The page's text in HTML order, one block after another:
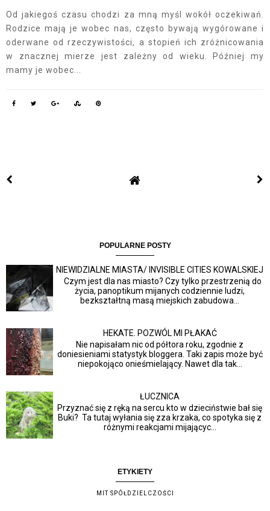
Od jakiegoś czasu chodzi za mną myśl wokół oczekiwań.
Rodzice mają je wobec nas, często bywają wygórowane i
oderwane od rzeczywistości, a stopień ich zróżnicowania
w znacznej mierze jest zależny od wieku. Później my
mamy je wobec...
POPULARNE POSTY
NIEWIDZIALNE MIASTA/ INVISIBLE CITIES KOWALSKIEJ
Czym jest dla nas miasto? Czy tylko przestrzenią do
życia, panoptikum mijanych codziennie ludzi,
bezkształtną masą miejskich zabudowa...
HEKATE. POZWÓL MI PŁAKAĆ
Nie napisałam nic od półtora roku, zgodnie z
doniesieniami statystyk bloggera. Taki zapis może być
niepokojąco onieśmielający. Nawet dla tak...
ŁUCZNICA
Przyznać się z ręką na sercu kto w dzieciństwie bał się
Buki? Ta tutaj wyłania się zza krzaka, co spotyka się z
różnymi reakcjami mijającyc...
ETYKIETY
MIT SPÓŁDZIELCZOŚCI